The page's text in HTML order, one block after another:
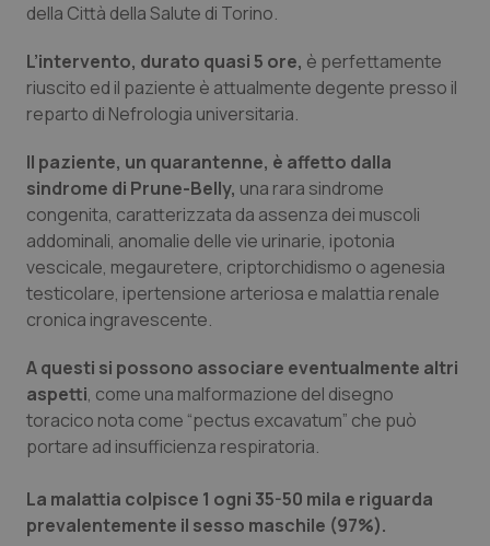
Calabria
Campania
Emilia-Romagna
Friuli Venezia Giulia
Lazio
Liguria
Lombardia
Marche
Piemonte
Asma & BPCO
Car-T
Colesterolo & coronaropatie
Dermatite Atopica
Diabete & glucometri
Disturbi dell’umore
Dolore
Donna & Salute
HIV
della Città della Salute di Torino.
L’intervento, durato quasi 5 ore, è perfettamente
riuscito ed il paziente è attualmente degente presso il
reparto di Nefrologia universitaria.
Il paziente, un quarantenne, è affetto dalla
sindrome di Prune-Belly, una rara sindrome
congenita, caratterizzata da assenza dei muscoli
addominali, anomalie delle vie urinarie, ipotonia
vescicale, megauretere, criptorchidismo o agenesia
testicolare, ipertensione arteriosa e malattia renale
cronica ingravescente.
A questi si possono associare eventualmente altri
aspetti, come una malformazione del disegno
toracico nota come “pectus excavatum” che può
portare ad insufficienza respiratoria.
La malattia colpisce 1 ogni 35-50 mila e riguarda
prevalentemente il sesso maschile (97%).